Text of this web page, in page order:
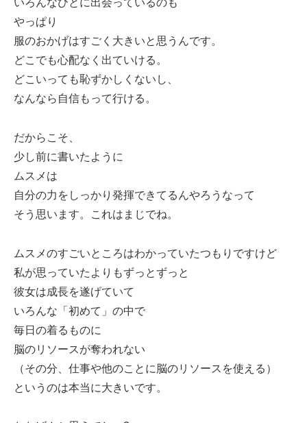
いろんなひとに出会っているのも
やっぱり
服のおかげはすごく大きいと思うんです。
どこでも心配なく出ていける。
どこいっても恥ずかしくないし、
なんなら自信もって行ける。
だからこそ、
少し前に書いたように
ムスメは
自分の力をしっかり発揮できてるんやろうなって
そう思います。これはまじでね。
ムスメのすごいところはわかっていたつもりですけど
私が思っていたよりもずっとずっと
彼女は成長を遂げていて
いろんな「初めて」の中で
毎日の着るものに
脳のリソースが奪われない
（その分、仕事や他のことに脳のリソースを使える）
というのは本当に大きいです。